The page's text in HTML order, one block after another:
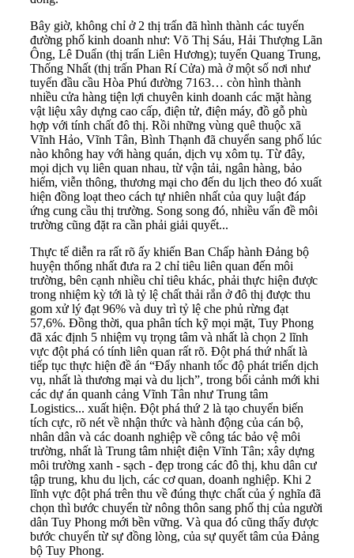
Bây giờ, không chỉ ở 2 thị trấn đã hình thành các tuyến
đường phố kinh doanh như: Võ Thị Sáu, Hải Thượng Lãn
Ông, Lê Duẩn (thị trấn Liên Hương); tuyến Quang Trung,
Thống Nhất (thị trấn Phan Rí Cửa) mà ở một số nơi như
tuyến đầu cầu Hòa Phú đường 7163… còn hình thành
nhiều cửa hàng tiện lợi chuyên kinh doanh các mặt hàng
vật liệu xây dựng cao cấp, điện tử, điện máy, đồ gỗ phù
hợp với tính chất đô thị. Rồi những vùng quê thuộc xã
Vĩnh Hảo, Vĩnh Tân, Bình Thạnh đã chuyển sang phố lúc
nào không hay với hàng quán, dịch vụ xôm tụ. Từ đây,
mọi dịch vụ liên quan nhau, từ vận tải, ngân hàng, bảo
hiểm, viễn thông, thương mại cho đến du lịch theo đó xuất
hiện đồng loạt theo cách tự nhiên nhất của quy luật đáp
ứng cung cầu thị trường. Song song đó, nhiều vấn đề môi
trường cũng đặt ra cần phải giải quyết...
Thực tế diễn ra rất rõ ấy khiến Ban Chấp hành Đảng bộ
huyện thống nhất đưa ra 2 chỉ tiêu liên quan đến môi
trường, bên cạnh nhiều chỉ tiêu khác, phải thực hiện được
trong nhiệm kỳ tới là tỷ lệ chất thải rắn ở đô thị được thu
gom xử lý đạt 96% và duy trì tỷ lệ che phủ rừng đạt
57,6%. Đồng thời, qua phân tích kỹ mọi mặt, Tuy Phong
đã xác định 5 nhiệm vụ trọng tâm và nhất là chọn 2 lĩnh
vực đột phá có tính liên quan rất rõ. Đột phá thứ nhất là
tiếp tục thực hiện đề án “Đẩy nhanh tốc độ phát triển dịch
vụ, nhất là thương mại và du lịch”, trong bối cảnh mới khi
các dự án quanh cảng Vĩnh Tân như Trung tâm
Logistics... xuất hiện. Đột phá thứ 2 là tạo chuyển biến
tích cực, rõ nét về nhận thức và hành động của cán bộ,
nhân dân và các doanh nghiệp về công tác bảo vệ môi
trường, nhất là Trung tâm nhiệt điện Vĩnh Tân; xây dựng
môi trường xanh - sạch - đẹp trong các đô thị, khu dân cư
tập trung, khu du lịch, các cơ quan, doanh nghiệp. Khi 2
lĩnh vực đột phá trên thu về đúng thực chất của ý nghĩa đã
chọn thì bước chuyển từ nông thôn sang phố thị của người
dân Tuy Phong mới bền vững. Và qua đó cũng thấy được
bước chuyển từ sự đồng lòng, của sự quyết tâm của Đảng
bộ Tuy Phong.